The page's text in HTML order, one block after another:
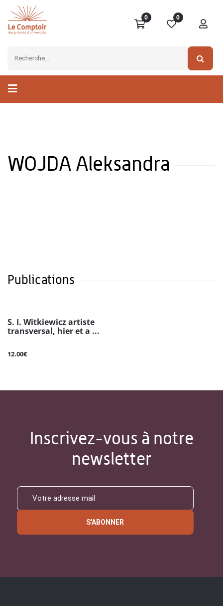
0 0
WOJDA Aleksandra
Publications
S. I. Witkiewicz artiste
transversal, hier et a ...
12.00€
Inscrivez-vous à notre
newsletter
S'ABONNER